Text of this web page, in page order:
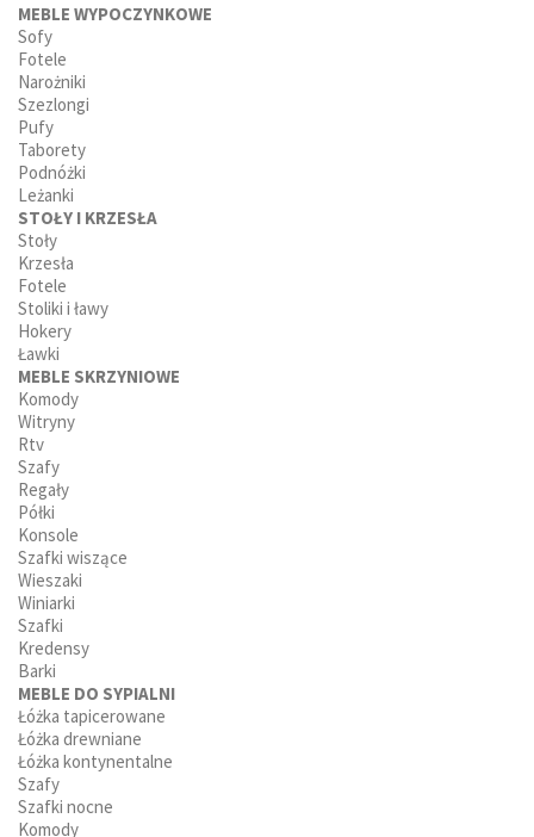
MEBLE WYPOCZYNKOWE
Sofy
Fotele
Narożniki
Szezlongi
Pufy
Taborety
Podnóżki
Leżanki
STOŁY I KRZESŁA
Stoły
Krzesła
Fotele
Stoliki i ławy
Hokery
Ławki
MEBLE SKRZYNIOWE
Komody
Witryny
Rtv
Szafy
Regały
Półki
Konsole
Szafki wiszące
Wieszaki
Winiarki
Szafki
Kredensy
Barki
MEBLE DO SYPIALNI
Łóżka tapicerowane
Łóżka drewniane
Łóżka kontynentalne
Szafy
Szafki nocne
Komody